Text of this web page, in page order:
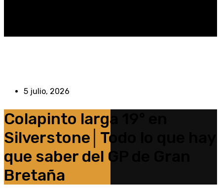
5 julio, 2026
Colapinto larga 19° en
Silverstone│Todo lo que hay
que saber del GP de Gran
Bretaña